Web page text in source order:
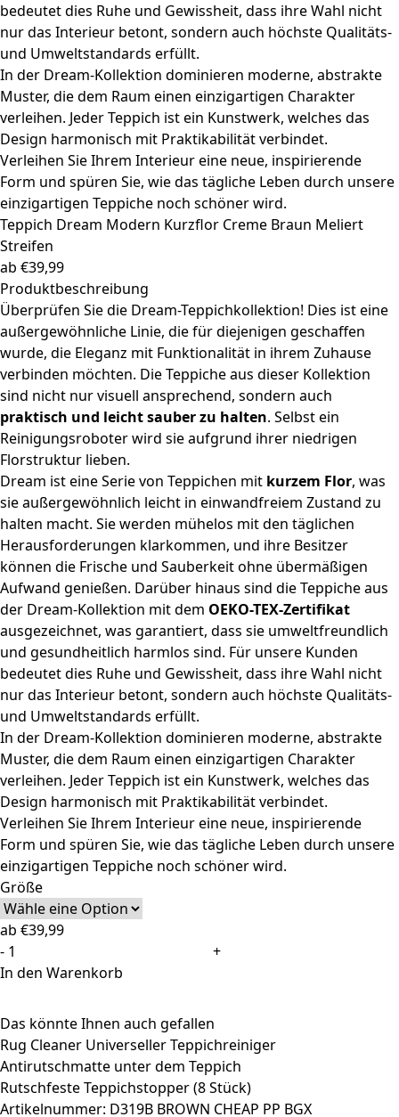
bedeutet dies Ruhe und Gewissheit, dass ihre Wahl nicht
nur das Interieur betont, sondern auch höchste Qualitäts-
und Umweltstandards erfüllt.
In der Dream-Kollektion dominieren moderne, abstrakte
Muster, die dem Raum einen einzigartigen Charakter
verleihen. Jeder Teppich ist ein Kunstwerk, welches das
Design harmonisch mit Praktikabilität verbindet.
Verleihen Sie Ihrem Interieur eine neue, inspirierende
Form und spüren Sie, wie das tägliche Leben durch unsere
einzigartigen Teppiche noch schöner wird.
Teppich Dream Modern Kurzflor Creme Braun Meliert
Streifen
ab €39,99
Produktbeschreibung
Überprüfen Sie die Dream-Teppichkollektion! Dies ist eine
außergewöhnliche Linie, die für diejenigen geschaffen
wurde, die Eleganz mit Funktionalität in ihrem Zuhause
verbinden möchten. Die Teppiche aus dieser Kollektion
sind nicht nur visuell ansprechend, sondern auch
praktisch und leicht sauber zu halten. Selbst ein
Reinigungsroboter wird sie aufgrund ihrer niedrigen
Florstruktur lieben.
Dream ist eine Serie von Teppichen mit kurzem Flor, was
sie außergewöhnlich leicht in einwandfreiem Zustand zu
halten macht. Sie werden mühelos mit den täglichen
Herausforderungen klarkommen, und ihre Besitzer
können die Frische und Sauberkeit ohne übermäßigen
Aufwand genießen. Darüber hinaus sind die Teppiche aus
der Dream-Kollektion mit dem OEKO-TEX-Zertifikat
ausgezeichnet, was garantiert, dass sie umweltfreundlich
und gesundheitlich harmlos sind. Für unsere Kunden
bedeutet dies Ruhe und Gewissheit, dass ihre Wahl nicht
nur das Interieur betont, sondern auch höchste Qualitäts-
und Umweltstandards erfüllt.
In der Dream-Kollektion dominieren moderne, abstrakte
Muster, die dem Raum einen einzigartigen Charakter
verleihen. Jeder Teppich ist ein Kunstwerk, welches das
Design harmonisch mit Praktikabilität verbindet.
Verleihen Sie Ihrem Interieur eine neue, inspirierende
Form und spüren Sie, wie das tägliche Leben durch unsere
einzigartigen Teppiche noch schöner wird.
Größe
ab €39,99
Teppich
Dream
Kurzflor
Creme
Braun
Meliert
Streifen
-
+
In den Warenkorb
Das könnte Ihnen auch gefallen
Rug Cleaner Universeller Teppichreiniger
Antirutschmatte unter dem Teppich
Rutschfeste Teppichstopper (8 Stück)
Artikelnummer: D319B BROWN CHEAP PP BGX